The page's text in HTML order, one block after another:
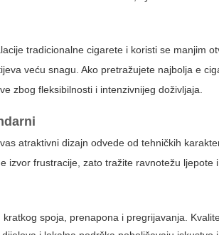
tradicionalne cigarete i koristi se manjim
veću snagu. Ako pretražujete najbolja e
zbog fleksibilnosti i intenzivnijeg doživljaja.
atraktivni dizajn odvede od tehničkih
izvor frustracije, zato tražite ravnotežu ljepote i
spoja, prenapona i pregrijavanja.